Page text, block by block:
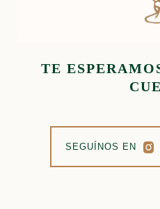
TE
SEGUÍNOS EN